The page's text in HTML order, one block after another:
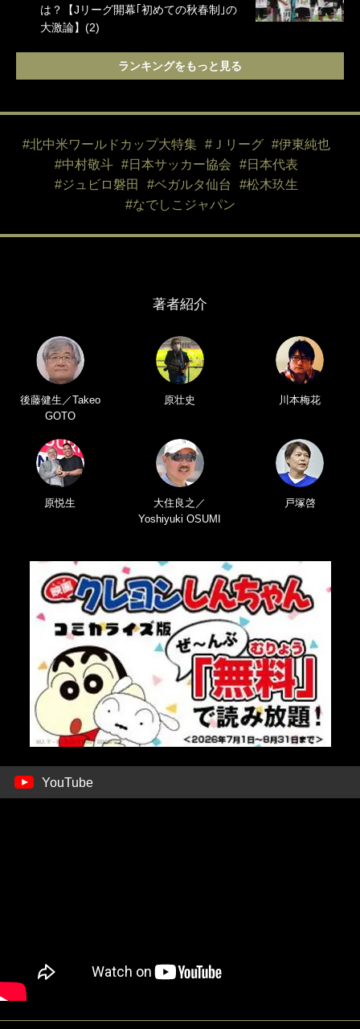
は？【Jリーグ開幕｢初めての秋春制｣の
大激論】(2)
ランキングをもっと見る
#北中米ワールドカップ大特集 #Ｊリーグ
#伊東純也
#中村敬斗
#日本サッカー協会
#日本代表
#ジュビロ磐田
#ベガルタ仙台
#松木玖生
#なでしこジャパン
著者紹介
後藤健生／Takeo
GOTO
原壮史 川本梅花
原悦生
大住良之／
Yoshiyuki OSUMI
戸塚啓
YouTube